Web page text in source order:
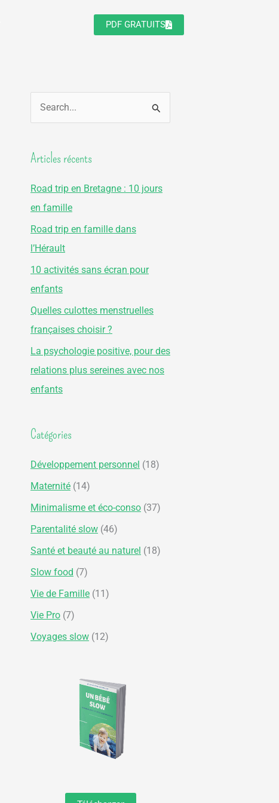
PDF GRATUITS
e
r
c
h
e
Articles récents
Road trip en Bretagne : 10 jours
en famille
Road trip en famille dans
l’Hérault
10 activités sans écran pour
enfants
Quelles culottes menstruelles
françaises choisir ?
La psychologie positive, pour des
relations plus sereines avec nos
enfants
Catégories
Développement personnel (18)
Maternité (14)
Minimalisme et éco-conso (37)
Parentalité slow (46)
Santé et beauté au naturel (18)
Slow food (7)
Vie de Famille (11)
Vie Pro (7)
Voyages slow (12)